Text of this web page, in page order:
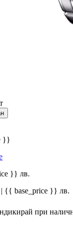
}}
}} лв.
{{ base_price }} лв.
при